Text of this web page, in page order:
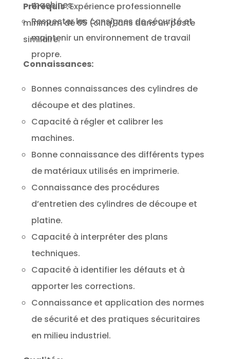
machines.
Respecter les consignes de sécurité et
maintenir un environnement de travail
propre.
Prérequis :Expérience professionnelle
minimum de 05 (cinq) ans dans un poste
similaire.
Connaissances:
Bonnes connaissances des cylindres de
découpe et des platines.
Capacité à régler et calibrer les
machines.
Bonne connaissance des différents types
de matériaux utilisés en imprimerie.
Connaissance des procédures
d’entretien des cylindres de découpe et
platine.
Capacité à interpréter des plans
techniques.
Capacité à identifier les défauts et à
apporter les corrections.
Connaissance et application des normes
de sécurité et des pratiques sécuritaires
en milieu industriel.